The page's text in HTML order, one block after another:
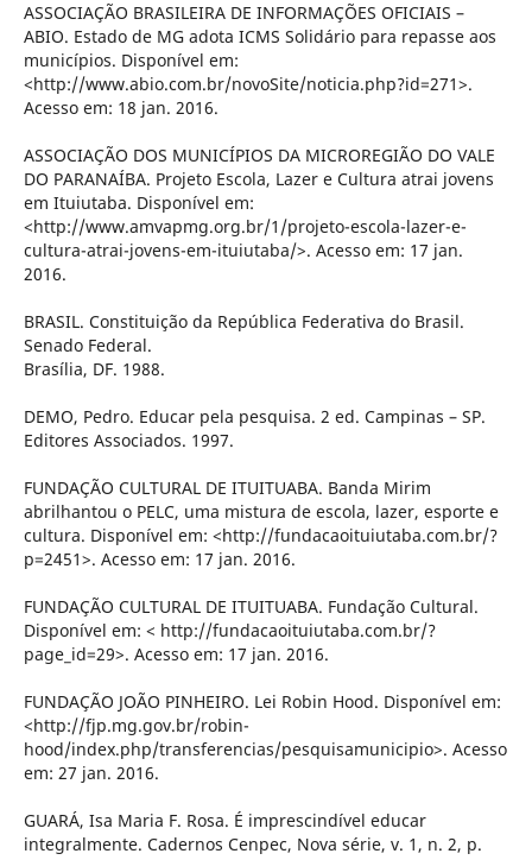
ASSOCIAÇÃO BRASILEIRA DE INFORMAÇÕES OFICIAIS –
ABIO. Estado de MG adota ICMS Solidário para repasse aos
municípios. Disponível em:
<http://www.abio.com.br/novoSite/noticia.php?id=271>.
Acesso em: 18 jan. 2016.
ASSOCIAÇÃO DOS MUNICÍPIOS DA MICROREGIÃO DO VALE
DO PARANAÍBA. Projeto Escola, Lazer e Cultura atrai jovens
em Ituiutaba. Disponível em:
<http://www.amvapmg.org.br/1/projeto-escola-lazer-e-
cultura-atrai-jovens-em-ituiutaba/>. Acesso em: 17 jan.
2016.
BRASIL. Constituição da República Federativa do Brasil.
Senado Federal.
Brasília, DF. 1988.
DEMO, Pedro. Educar pela pesquisa. 2 ed. Campinas – SP.
Editores Associados. 1997.
FUNDAÇÃO CULTURAL DE ITUITUABA. Banda Mirim
abrilhantou o PELC, uma mistura de escola, lazer, esporte e
cultura. Disponível em: <http://fundacaoituiutaba.com.br/?
p=2451>. Acesso em: 17 jan. 2016.
FUNDAÇÃO CULTURAL DE ITUITUABA. Fundação Cultural.
Disponível em: < http://fundacaoituiutaba.com.br/?
page_id=29>. Acesso em: 17 jan. 2016.
FUNDAÇÃO JOÃO PINHEIRO. Lei Robin Hood. Disponível em:
<http://fjp.mg.gov.br/robin-
hood/index.php/transferencias/pesquisamunicipio>. Acesso
em: 27 jan. 2016.
GUARÁ, Isa Maria F. Rosa. É imprescindível educar
integralmente. Cadernos Cenpec, Nova série, v. 1, n. 2, p.